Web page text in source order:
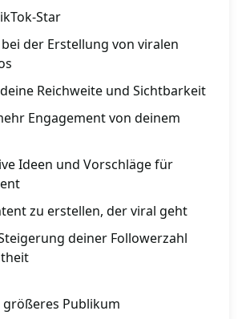
Star
der Erstellung von viralen
Reichweite und Sichtbarkeit
Engagement von deinem
Ideen und Vorschläge für
zu erstellen, der viral geht
deiner Followerzahl
größeres Publikum